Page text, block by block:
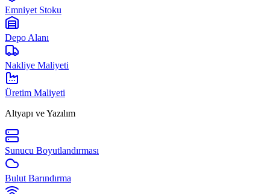
Emniyet Stoku
Depo Alanı
Nakliye Maliyeti
Üretim Maliyeti
Altyapı ve Yazılım
Sunucu Boyutlandırması
Bulut Barındırma